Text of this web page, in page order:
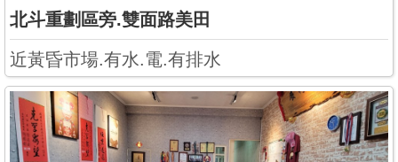
北斗重劃區旁.雙面路美田
近黃昏市場.有水.電.有排水